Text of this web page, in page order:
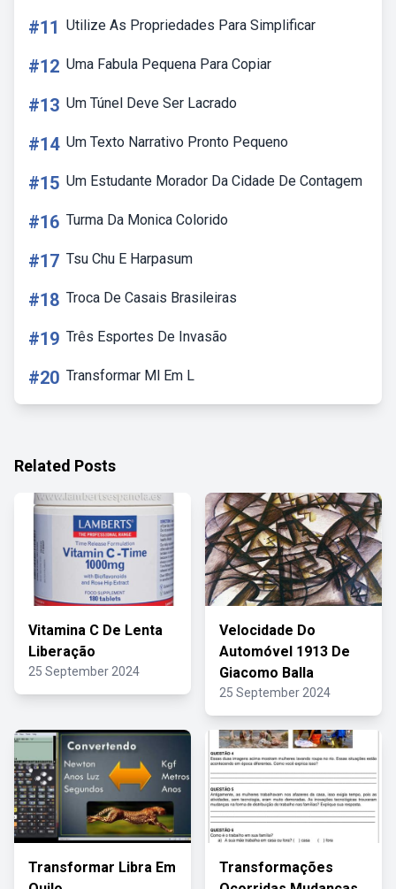
#11 Utilize As Propriedades Para Simplificar
#12 Uma Fabula Pequena Para Copiar
#13 Um Túnel Deve Ser Lacrado
#14 Um Texto Narrativo Pronto Pequeno
#15 Um Estudante Morador Da Cidade De Contagem
#16 Turma Da Monica Colorido
#17 Tsu Chu E Harpasum
#18 Troca De Casais Brasileiras
#19 Três Esportes De Invasão
#20 Transformar Ml Em L
Related Posts
Vitamina C De Lenta
Liberação
25 September 2024
Velocidade Do
Automóvel 1913 De
Giacomo Balla
25 September 2024
Transformar Libra Em
Transformações